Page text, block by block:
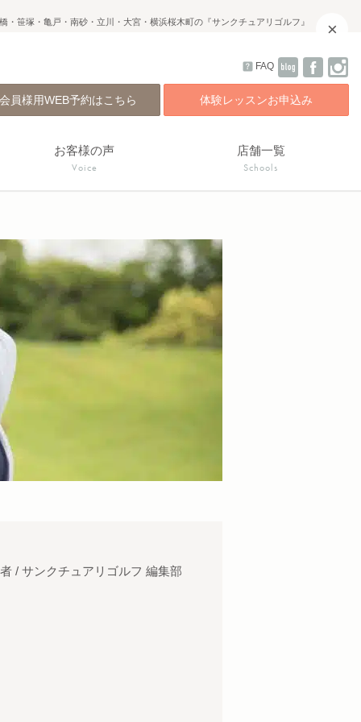
笹塚・亀戸・南砂・立川・大宮・横浜桜木町の『サンクチュアリゴルフ』
FAQ
会員様用WEB予約はこちら 体験レッスンお申込み
お客様の声
Voice
店舗一覧
Schools
/ サンクチュアリゴルフ 編集部
×